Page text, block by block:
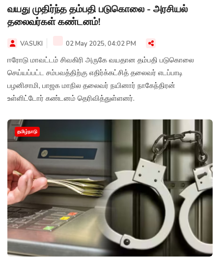
வயது முதிர்ந்த தம்பதி படுகொலை - அரசியல்
தலைவர்கள் கண்டனம்!
VASUKI 02 May 2025, 04:02 PM
ஈரோடு மாவட்டம் சிவகிரி அருகே வயதான தம்பதி படுகொலை
செய்யப்பட்ட சம்பவத்திற்கு எதிர்க்கட்சித் தலைவர் எடப்பாடி
பழனிசாமி, பாஜக மாநில தலைவர் நயினார் நாகேந்திரன்
உள்ளிட்டோர் கண்டனம் தெரிவித்துள்ளனர்.
தமிழ்நாடு